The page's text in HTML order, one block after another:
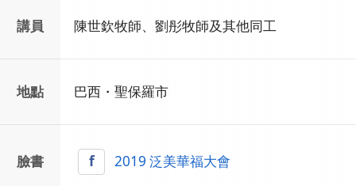
講員 陳世欽牧師、劉彤牧師及其他同工
地點 巴西・聖保羅市
臉書 f 2019 泛美華福大會